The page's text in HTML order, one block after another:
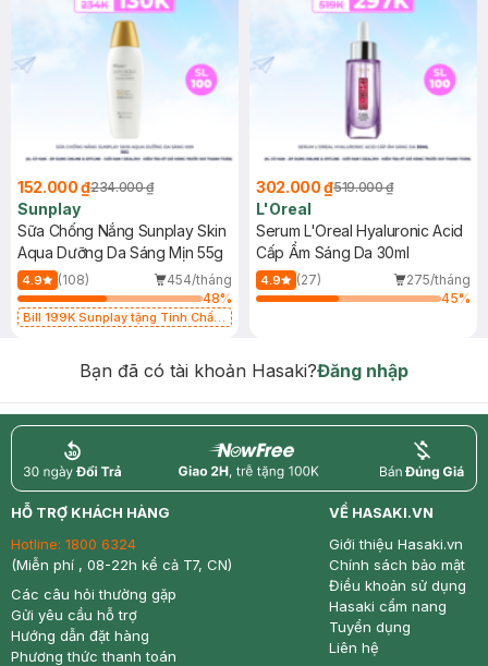
152.000 ₫234.000 ₫
Sunplay
Sữa Chống Nắng Sunplay Skin
Aqua Dưỡng Da Sáng Mịn 55g
4.9 (108)
454/tháng
48%
Bill 199K Sunplay tặng Tinh Chất
302.000 ₫519.000 ₫
L'Oreal
Serum L'Oreal Hyaluronic Acid
Cấp Ẩm Sáng Da 30ml
4.9 (27)
275/tháng
45%
Bạn đã có tài khoản Hasaki?Đăng nhập
return nowfree price
HỖ TRỢ KHÁCH HÀNG
Hotline: 1800 6324
(Miễn phí , 08-22h kể cả T7, CN)
Các câu hỏi thường gặp
Gửi yêu cầu hỗ trợ
Hướng dẫn đặt hàng
Phương thức thanh toán
VỀ HASAKI.VN
Giới thiệu Hasaki.vn
Chính sách bảo mật
Điều khoản sử dụng
Hasaki cẩm nang
Tuyển dụng
Liên hệ